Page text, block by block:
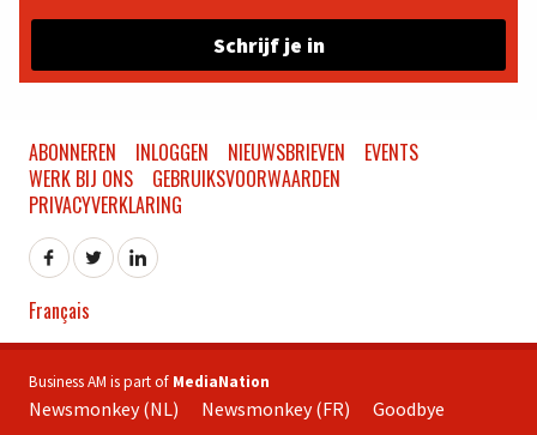
Schrijf je in
ABONNEREN INLOGGEN NIEUWSBRIEVEN
EVENTS
WERK BIJ ONS
GEBRUIKSVOORWAARDEN
PRIVACYVERKLARING
Français
Business AM is part of MediaNation
Newsmonkey (NL) Newsmonkey (FR) Goodbye